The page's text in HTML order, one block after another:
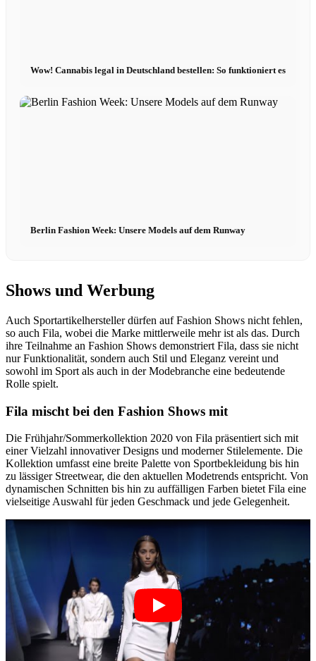
Wow! Cannabis legal in Deutschland bestellen: So funktioniert es
Berlin Fashion Week: Unsere Models auf dem Runway
Shows und Werbung
Auch Sportartikelhersteller dürfen auf Fashion Shows nicht fehlen,
so auch Fila, wobei die Marke mittlerweile mehr ist als das. Durch
ihre Teilnahme an Fashion Shows demonstriert Fila, dass sie nicht
nur Funktionalität, sondern auch Stil und Eleganz vereint und
sowohl im Sport als auch in der Modebranche eine bedeutende
Rolle spielt.
Fila mischt bei den Fashion Shows mit
Die Frühjahr/Sommerkollektion 2020 von Fila präsentiert sich mit
einer Vielzahl innovativer Designs und moderner Stilelemente. Die
Kollektion umfasst eine breite Palette von Sportbekleidung bis hin
zu lässiger Streetwear, die den aktuellen Modetrends entspricht. Von
dynamischen Schnitten bis hin zu auffälligen Farben bietet Fila eine
vielseitige Auswahl für jeden Geschmack und jede Gelegenheit.